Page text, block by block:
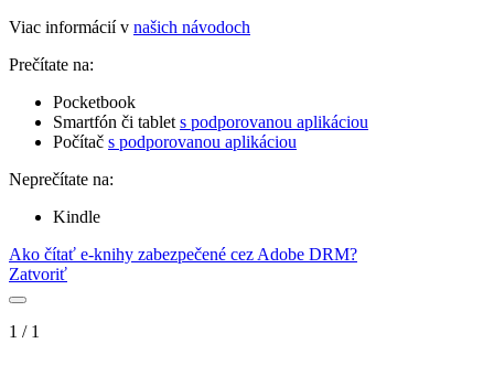
Viac informácií v našich návodoch
Prečítate na:
Pocketbook
Smartfón či tablet s podporovanou aplikáciou
Počítač s podporovanou aplikáciou
Neprečítate na:
Kindle
Ako čítať e-knihy zabezpečené cez Adobe DRM?
Zatvoriť
1 / 1